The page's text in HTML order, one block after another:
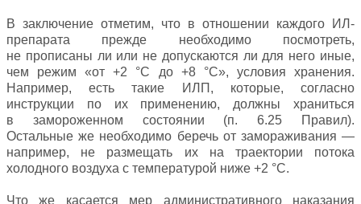
В заключение отметим, что в отношении каждого ИЛ-
препарата прежде необходимо посмотреть,
не прописаны ли или не допускаются ли для него иные,
чем режим «от +2 °C до +8 °C», условия хранения.
Например, есть такие ИЛП, которые, согласно
инструкции по их применению, должны храниться
в замороженном состоянии (п. 6.25 Правил).
Остальные же необходимо беречь от замораживания —
например, не размещать их на траектории потока
холодного воздуха с температурой ниже +2 °C.
Что же касается мер административного наказания